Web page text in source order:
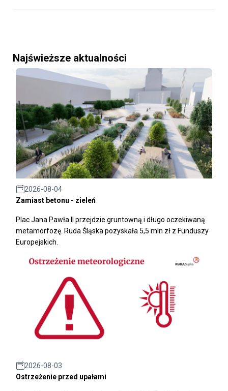
Najświeższe aktualności
2026-08-04
Zamiast betonu - zieleń
Plac Jana Pawła II przejdzie gruntowną i długo oczekiwaną
metamorfozę. Ruda Śląska pozyskała 5,5 mln zł z Funduszy
Europejskich.
2026-08-03
Ostrzeżenie przed upałami